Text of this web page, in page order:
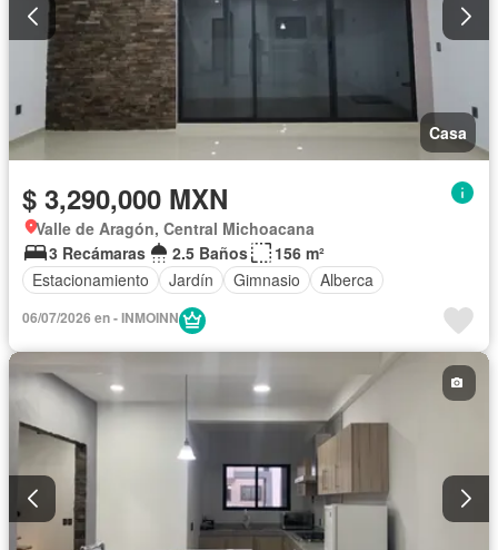
Casa
$ 3,290,000 MXN
Valle de Aragón, Central Michoacana
3 Recámaras
2.5 Baños
156 m²
Estacionamiento
Jardín Gimnasio Alberca
06/07/2026 en - INMOINN